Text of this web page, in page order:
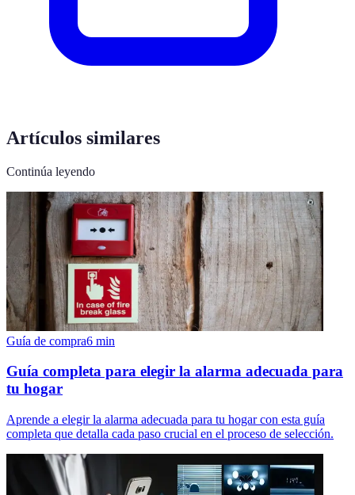
Artículos similares
Continúa leyendo
Guía de compra6 min
Guía completa para elegir la alarma adecuada para
tu hogar
Aprende a elegir la alarma adecuada para tu hogar con esta guía
completa que detalla cada paso crucial en el proceso de selección.